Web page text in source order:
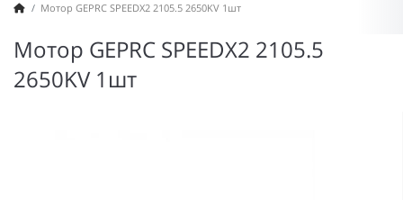
Мотор GEPRC SPEEDX2 2105.5 2650KV 1шт
Мотор GEPRC SPEEDX2 2105.5
2650KV 1шт